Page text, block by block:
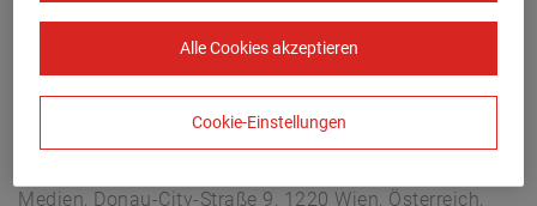
Medien, Donau-City-Straße 9, 1220 Wien, Österreich,
Alle Cookies akzeptieren
Cookie-Einstellungen